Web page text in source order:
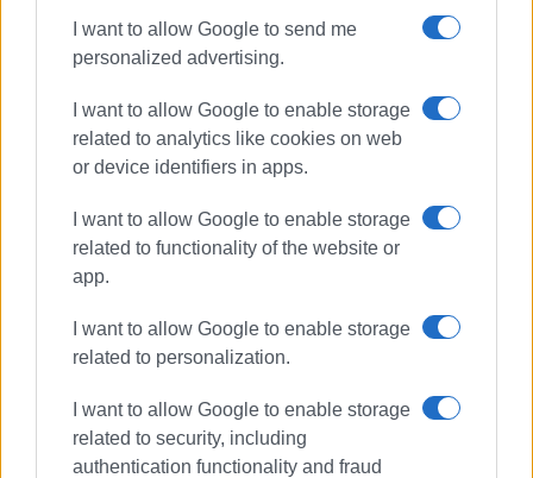
I want to allow Google to send me
personalized advertising.
I want to allow Google to enable storage
related to analytics like cookies on web
or device identifiers in apps.
I want to allow Google to enable storage
related to functionality of the website or
app.
I want to allow Google to enable storage
related to personalization.
I want to allow Google to enable storage
related to security, including
authentication functionality and fraud